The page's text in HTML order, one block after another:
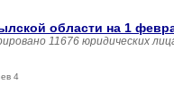
области на 1
11676 юридических
4